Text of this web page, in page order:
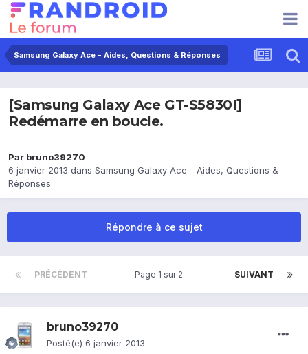
Samsung Galaxy Ace - Aides, Questions & Réponses
[Samsung Galaxy Ace GT-S5830I]
Redémarre en boucle.
Par bruno39270
6 janvier 2013 dans Samsung Galaxy Ace - Aides, Questions &
Réponses
Répondre à ce sujet
PRÉCÉDENT SUIVANT
Page 1 sur 2
bruno39270
Posté(e) 6 janvier 2013